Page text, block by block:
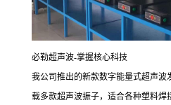
必勒超声波-掌握核心科技
我公司推出的新款数字能量式超声
载多款超声波振子，适合各种塑料焊